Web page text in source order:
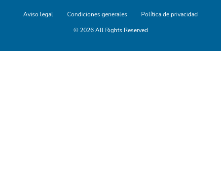
Aviso legal Condiciones generales
Política de privacidad
© 2026 All Rights Reserved